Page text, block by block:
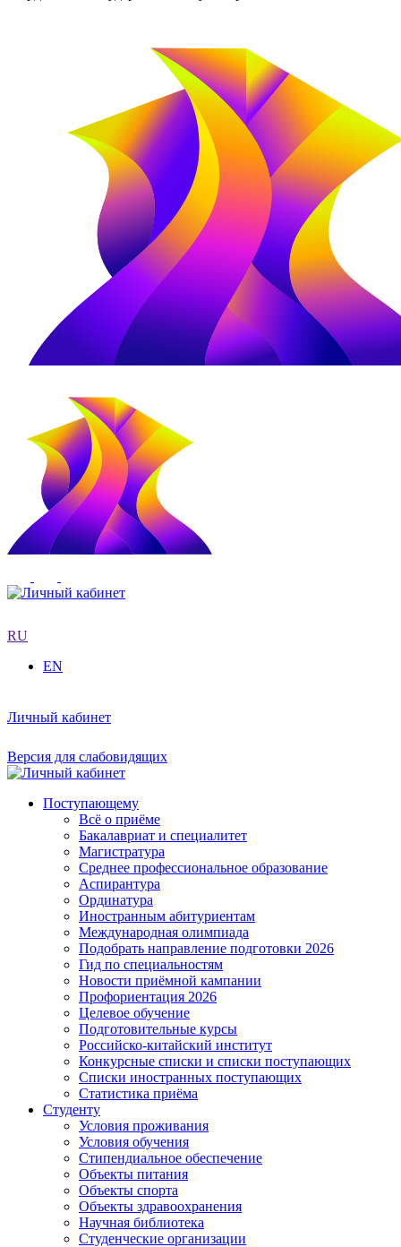
RU
EN
Личный кабинет
Версия для слабовидящих
Поступающему
Всё о приёме
Бакалавриат и специалитет
Магистратура
Среднее профессиональное образование
Аспирантура
Ординатура
Иностранным абитуриентам
Международная олимпиада
Подобрать направление подготовки 2026
Гид по специальностям
Новости приёмной кампании
Профориентация 2026
Целевое обучение
Подготовительные курсы
Российско-китайский институт
Конкурсные списки и списки поступающих
Списки иностранных поступающих
Статистика приёма
Студенту
Условия проживания
Условия обучения
Стипендиальное обеспечение
Объекты питания
Объекты спорта
Объекты здравоохранения
Научная библиотека
Студенческие организации